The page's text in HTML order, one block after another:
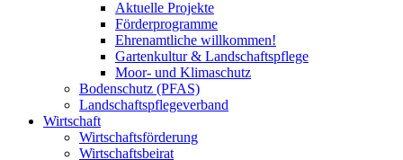
Aktuelle Projekte
Förderprogramme
Ehrenamtliche willkommen!
Gartenkultur & Landschaftspflege
Moor- und Klimaschutz
Bodenschutz (PFAS)
Landschaftspflegeverband
Wirtschaft
Wirtschaftsförderung
Wirtschaftsbeirat